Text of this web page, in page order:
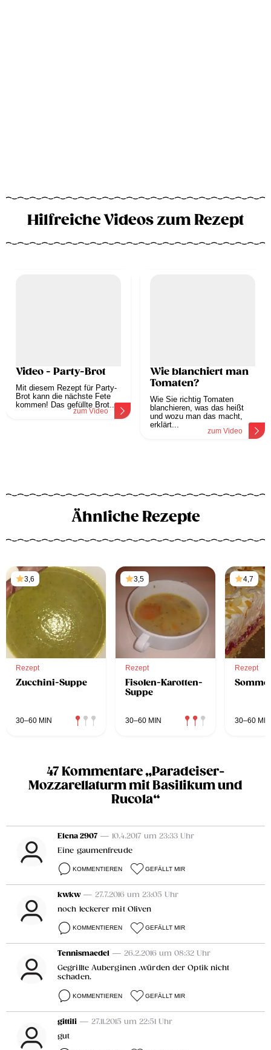
Hilfreiche Videos zum Rezept
Video - Party-Brot
Mit diesem Rezept für Party-
Brot kann die nächste Fete
kommen! Das gefüllte Brot...
zum Video
Wie blanchiert man
Tomaten?
Wie Sie richtig Tomaten
blanchieren, was das heißt
und wozu man das macht,
erklärt...
zum Video
Ähnliche Rezepte
3,6
Rezept
Zucchini-Suppe
30–60 MIN
3,5
Rezept
Fisolen-Karotten-
Suppe
30–60 MIN
4,7
Rezept
30–60 MIN
47 Kommentare „Paradeiser-
Mozzarellaturm mit Basilikum und
Rucola“
Elena 2907 — 10.4.2017 um 23:33 Uhr
Eine gaumenfreude
KOMMENTIEREN GEFÄLLT MIR
kwkw — 27.7.2016 um 23:05 Uhr
noch leckerer mit Oliven
KOMMENTIEREN GEFÄLLT MIR
Tennismaedel — 26.2.2016 um 08:32 Uhr
Gegrillte Auberginen ,würden der Optik nicht
schaden.
KOMMENTIEREN GEFÄLLT MIR
gittili — 27.11.2015 um 22:51 Uhr
gut